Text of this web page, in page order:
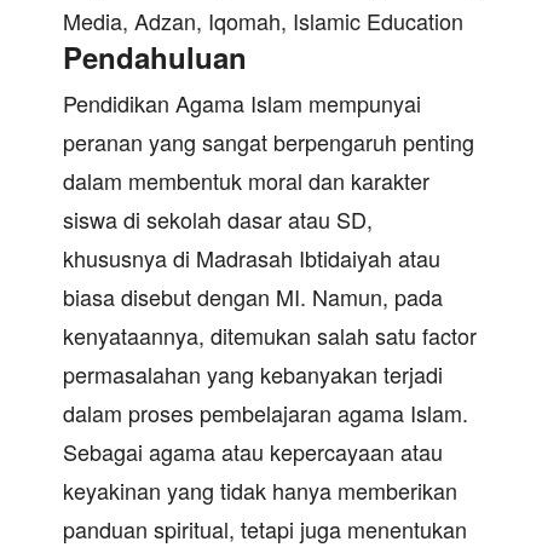
Media, Adzan, Iqomah, Islamic Education
Pendahuluan
Pendidikan Agama Islam mempunyai
peranan yang sangat berpengaruh penting
dalam membentuk moral dan karakter
siswa di sekolah dasar atau SD,
khususnya di Madrasah Ibtidaiyah atau
biasa disebut dengan MI. Namun, pada
kenyataannya, ditemukan salah satu factor
permasalahan yang kebanyakan terjadi
dalam proses pembelajaran agama Islam.
Sebagai agama atau kepercayaan atau
keyakinan yang tidak hanya memberikan
panduan spiritual, tetapi juga menentukan